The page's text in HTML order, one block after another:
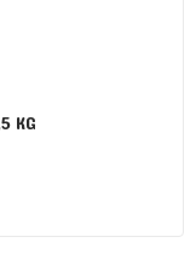
KG